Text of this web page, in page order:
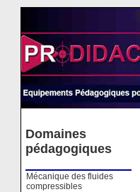
Domaines
pédagogiques
Mécanique des fluides
compressibles
Cookies management panel